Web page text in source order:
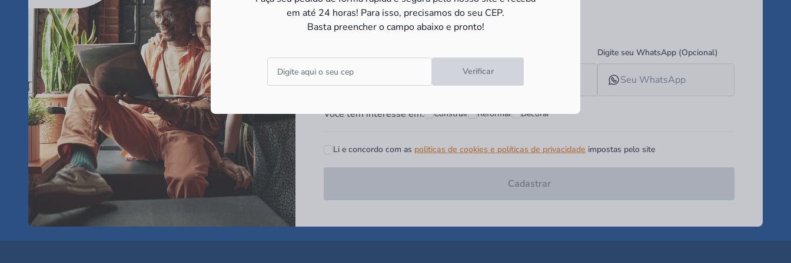
em até 24 horas! Para isso, precisamos do seu CEP.
Basta preencher o campo abaixo e pronto!
Verificar
e receba aspromoções e novidades!
Campo obrigatório*
Digite seu WhatsApp (Opcional)
Você tem interesse em: Construir Reformar Decorar
Li e concordo com as politicas de cookies e políticas de privacidade impostas pelo site
Cadastrar